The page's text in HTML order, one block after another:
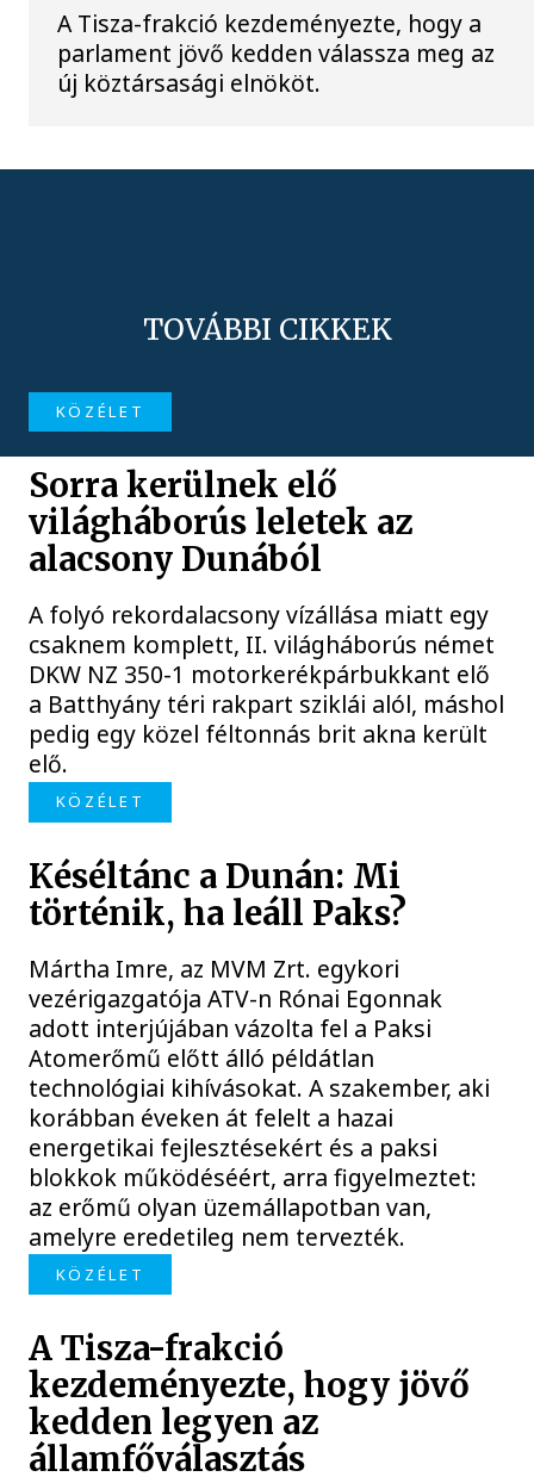
A Tisza-frakció kezdeményezte, hogy a
parlament jövő kedden válassza meg az
új köztársasági elnököt.
TOVÁBBI CIKKEK
KÖZÉLET
Sorra kerülnek elő
világháborús leletek az
alacsony Dunából
A folyó rekordalacsony vízállása miatt egy
csaknem komplett, II. világháborús német
DKW NZ 350-1 motorkerékpárbukkant elő
a Batthyány téri rakpart sziklái alól, máshol
pedig egy közel féltonnás brit akna került
elő.
KÖZÉLET
Késéltánc a Dunán: Mi
történik, ha leáll Paks?
Mártha Imre, az MVM Zrt. egykori
vezérigazgatója ATV-n Rónai Egonnak
adott interjújában vázolta fel a Paksi
Atomerőmű előtt álló példátlan
technológiai kihívásokat. A szakember, aki
korábban éveken át felelt a hazai
energetikai fejlesztésekért és a paksi
blokkok működéséért, arra figyelmeztet:
az erőmű olyan üzemállapotban van,
amelyre eredetileg nem tervezték.
KÖZÉLET
A Tisza-frakció
kezdeményezte, hogy jövő
kedden legyen az
államfőválasztás